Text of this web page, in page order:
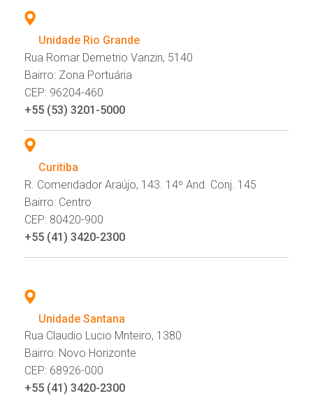
Unidade Rio Grande
Rua Romar Demetrio Vanzin, 5140
Bairro: Zona Portuária
CEP: 96204-460
+55 (53) 3201-5000
Curitiba
R. Comendador Araújo, 143. 14º And. Conj. 145
Bairro: Centro
CEP: 80420-900
+55 (41) 3420-2300
Unidade Santana
Rua Claudio Lucio Mnteiro, 1380
Bairro: Novo Horizonte
CEP: 68926-000
+55 (41) 3420-2300